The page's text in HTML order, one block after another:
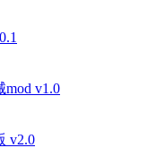
v1.0
v2.0